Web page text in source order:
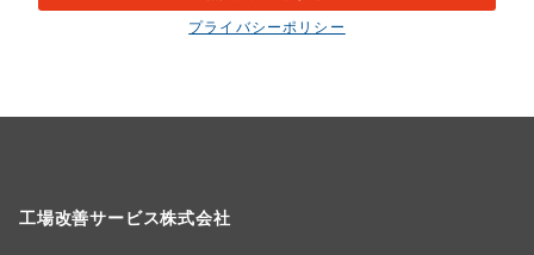
プライバシーポリシー
工場改善サービス株式会社